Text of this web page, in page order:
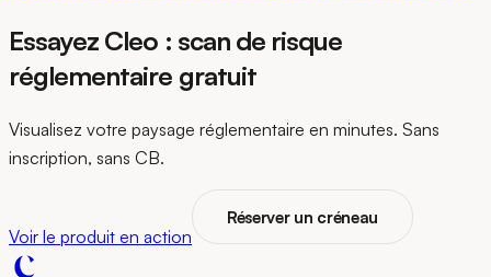
Essayez Cleo : scan de risque
réglementaire gratuit
Visualisez votre paysage réglementaire en minutes. Sans
inscription, sans CB.
Voir le produit en action
Réserver un créneau